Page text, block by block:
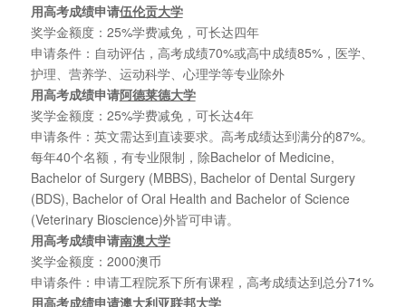
用高考成绩申请伍伦贡大学
奖学金额度：25%学费减免，可长达四年
申请条件：自动评估，高考成绩70%或高中成绩85%，医学、
护理、营养学、运动科学、心理学等专业除外
用高考成绩申请阿德莱德大学
奖学金额度：25%学费减免，可长达4年
申请条件：英文需达到直读要求。高考成绩达到满分的87%。
每年40个名额，有专业限制，除Bachelor of Medicine,
Bachelor of Surgery (MBBS), Bachelor of Dental Surgery
(BDS), Bachelor of Oral Health and Bachelor of Science
(Veterinary Bioscience)外皆可申请。
用高考成绩申请南澳大学
奖学金额度：2000澳币
申请条件：申请工程院系下所有课程，高考成绩达到总分71%
用高考成绩申请澳大利亚联邦大学